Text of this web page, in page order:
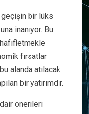
bir lüks
inanıyor. Bu
fırsatlar
alanda atılacak
bir yatırımdır.
önerileri